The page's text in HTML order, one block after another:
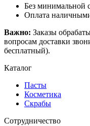
Без минимальной
Оплата
Важно: Заказы
вопросам доставки
бесплатный).
Каталог
Пасты
Косметика
Скрабы
Cотрудничество